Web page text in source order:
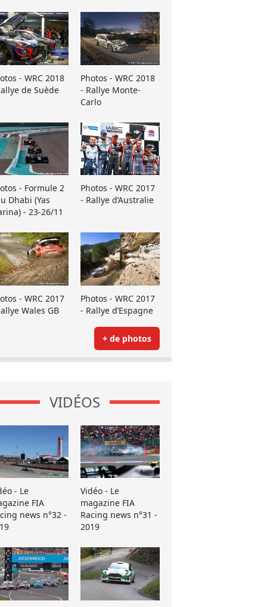
- WRC 2018
de Suède
Photos - WRC 2018
- Rallye Monte-
Carlo
- Formule 2
Dhabi (Yas
- 23-26/11
Photos - WRC 2017
- Rallye d’Australie
- WRC 2017
Wales GB
Photos - WRC 2017
- Rallye d’Espagne
+ de photos
VIDÉOS
- Le
FIA
news n°32 -
Vidéo - Le
magazine FIA
Racing news n°31 -
2019